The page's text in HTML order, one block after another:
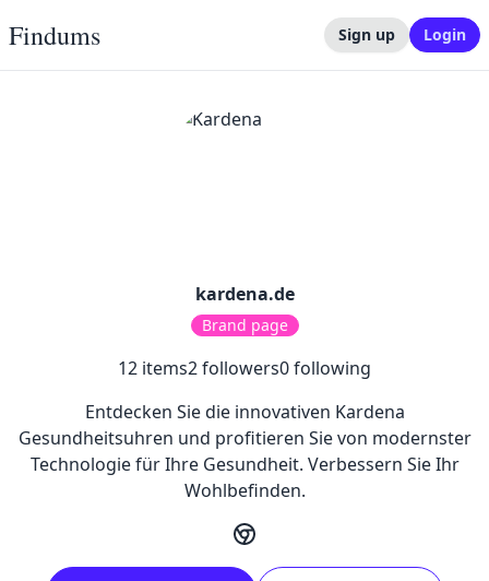
Findums Sign up Login
kardena.de
Brand page
12 items2followers0following
Entdecken Sie die innovativen Kardena
Gesundheitsuhren und profitieren Sie von modernster
Technologie für Ihre Gesundheit. Verbessern Sie Ihr
Wohlbefinden.